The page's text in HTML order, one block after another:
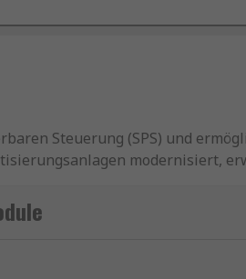
Steuerung (SPS) und
modernisiert,
RS finden Sie SPS-E/A-